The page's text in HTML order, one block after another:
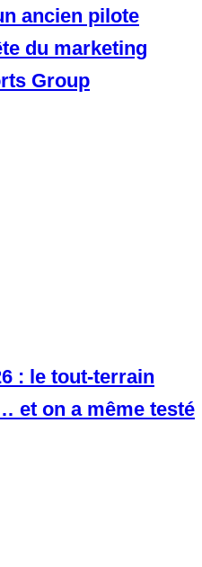
ancien pilote
du marketing
Group
: le tout-terrain
et on a même testé